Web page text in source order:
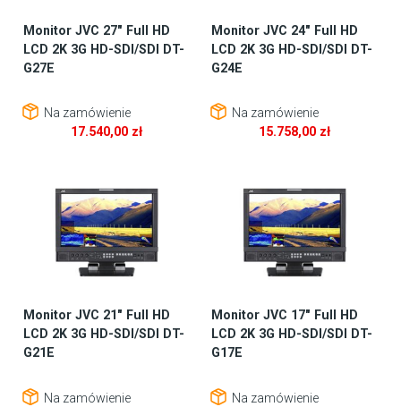
Monitor JVC 27″ Full HD
LCD 2K 3G HD-SDI/SDI DT-
G27E
Na zamówienie
17.540,00 zł
Monitor JVC 24″ Full HD
LCD 2K 3G HD-SDI/SDI DT-
G24E
Na zamówienie
15.758,00 zł
Monitor JVC 21″ Full HD
LCD 2K 3G HD-SDI/SDI DT-
G21E
Na zamówienie
Monitor JVC 17″ Full HD
LCD 2K 3G HD-SDI/SDI DT-
G17E
Na zamówienie